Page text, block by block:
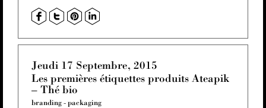
Jeudi 17 Septembre, 2015
Les premières étiquettes produits Ateapik
– Thé bio
branding - packaging